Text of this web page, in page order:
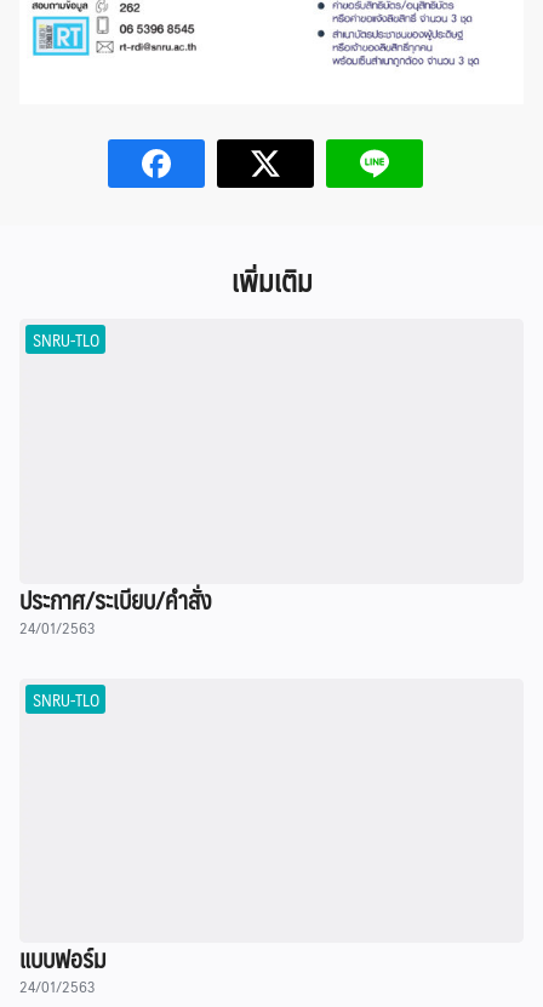
เพิ่มเติม
SNRU-TLO
ประกาศ/ระเบียบ/คำสั่ง
24/01/2563
SNRU-TLO
แบบฟอร์ม
24/01/2563